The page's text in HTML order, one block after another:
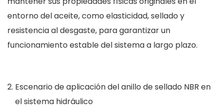
entorno del aceite, como elasticidad, sellado y
resistencia al desgaste, para garantizar un
funcionamiento estable del sistema a largo plazo.
Escenario de aplicación del anillo de sellado NBR en
el sistema hidráulico